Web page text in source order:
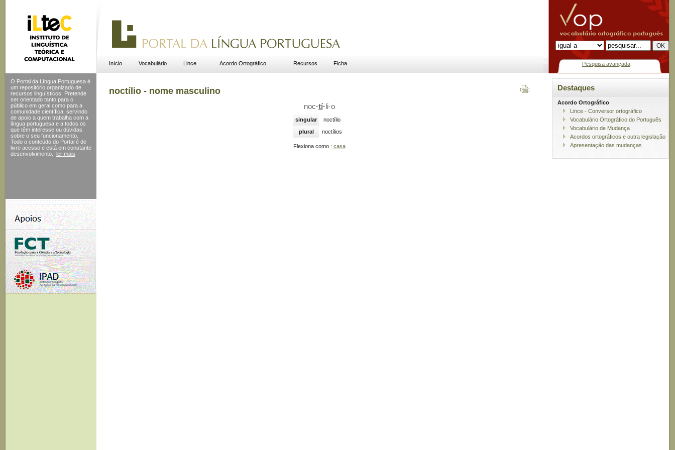
Início Vocabulário Lince Acordo Ortográfico Recursos Ficha Pesquisa avançada
O Portal da Língua Portuguesa é
um repositório organizado de
recursos linguísticos. Pretende
ser orientado tanto para o
público em geral como para a
comunidade científica, servindo
de apoio a quem trabalha com a
língua portuguesa e a todos os
que têm interesse ou dúvidas
sobre o seu funcionamento.
Todo o conteúdo do Portal é de
livre acesso e está em constante
desenvolvimento.
ler mais
noctílio - nome masculino
noc·tí· li·o
singular
noctílio
plural
noctílios
Flexiona como : casa
Destaques
Acordo Ortográfico
Lince - Conversor ortográfico
Vocabulário Ortográfico do Português
Vocabulário de Mudança
Acordos ortográficos e outra legislação
Apresentação das mudanças